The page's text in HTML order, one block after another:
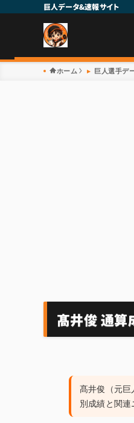
巨人データ&速報サイト
ホーム 巨人選手デ
髙井俊 通算
髙井俊（元
別成績と関連